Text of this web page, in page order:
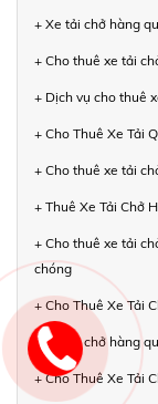
+ Xe tải chở hàng
+ Cho thuê xe tải
+ Dịch vụ cho thuê
+ Cho Thuê Xe Tải
+ Cho thuê xe tải
+ Thuê Xe Tải Chở
+ Cho thuê xe tải
chóng
+ Cho Thuê Xe Tải
+ Xe tải chở hàng
+ Cho Thuê Xe Tải